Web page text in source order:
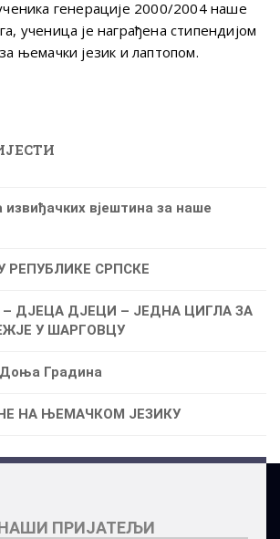
генерације 2000/2004 наше
ученица је награђена стипендијом
њемачки језик и лаптопом.
извиђачких вјештина за наше
РЕПУБЛИКЕ СРПСКЕ
ДЈЕЦА ДЈЕЦИ – ЈЕДНА ЦИГЛА ЗА
У ШАРГОВЦУ
Градина
НА ЊЕМАЧКОМ ЈЕЗИКУ
ПРИЈАТЕЉИ